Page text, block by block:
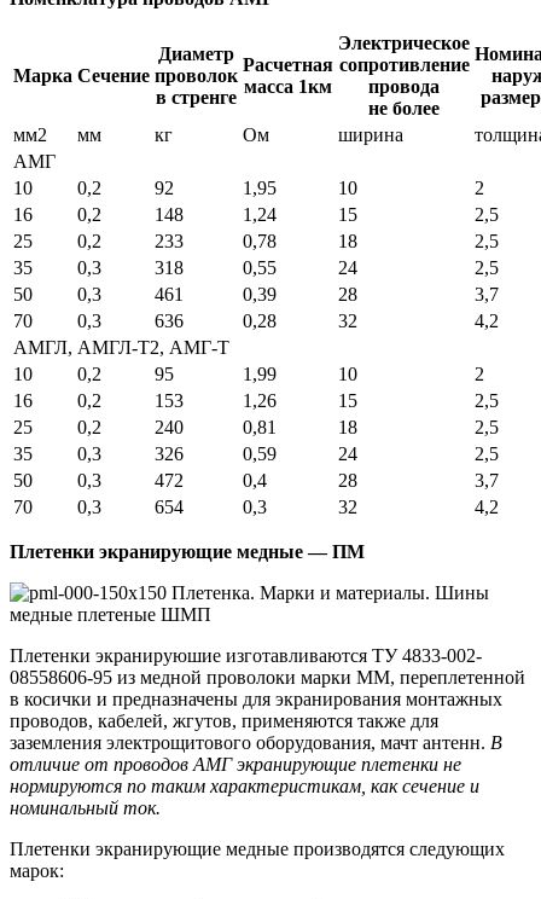
Марка Сечение
Диаметр
проволок
в стренге
Расчетная
масса 1км
Электрическое
сопротивление
провода
не более
мм2
мм кг Ом ширина
АМГ
10
0,2 92 1,95 10
2
16
0,2 148 1,24 15
2,5
25
0,2 233 0,78 18
2,5
35
0,3 318 0,55 24
2,5
50
0,3 461 0,39 28
3,7
70
0,3 636 0,28 32
4,2
АМГЛ, АМГЛ-Т2, АМГ-Т
10
0,2 95 1,99 10
2
16
0,2 153 1,26 15
2,5
25
0,2 240 0,81 18
2,5
35
0,3 326 0,59 24
2,5
50
0,3 472 0,4 28
3,7
70
0,3 654 0,3 32 4,2
Плетенки экранирующие медные — ПМ
Плетенки экранируюшие изготавливаются ТУ 4833-002-
08558606-95 из медной проволоки марки ММ, переплетенной
в косички и предназначены для экранирования монтажных
проводов, кабелей, жгутов, применяются также для
заземления электрощитового оборудования, мачт антенн. В
отличие от проводов АМГ экранирующие плетенки не
нормируются по таким характеристикам, как сечение и
номинальный ток.
Плетенки экранирующие медные производятся следующих
марок: